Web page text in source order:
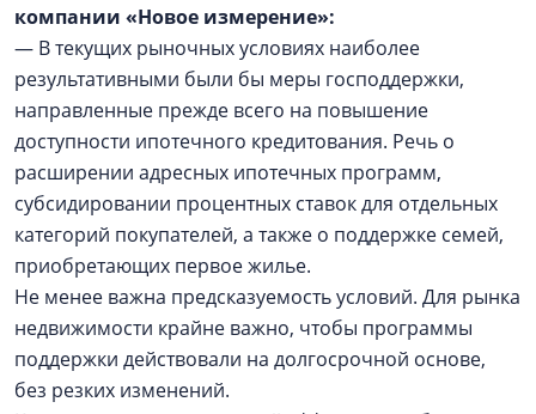
компании «Новое измерение»:
— В текущих рыночных условиях наиболее
результативными были бы меры господдержки,
направленные прежде всего на повышение
доступности ипотечного кредитования. Речь о
расширении адресных ипотечных программ,
субсидировании процентных ставок для отдельных
категорий покупателей, а также о поддержке семей,
приобретающих первое жилье.
Не менее важна предсказуемость условий. Для рынка
недвижимости крайне важно, чтобы программы
поддержки действовали на долгосрочной основе,
без резких изменений.